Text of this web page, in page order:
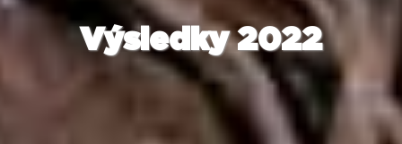
Výsledky 2022